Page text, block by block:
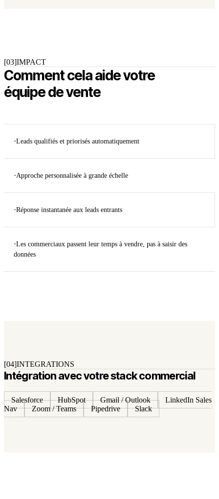
[03]IMPACT
Comment cela aide votre
équipe de vente
·Leads qualifiés et priorisés automatiquement
·Approche personnalisée à grande échelle
·Réponse instantanée aux leads entrants
·Les commerciaux passent leur temps à vendre, pas à saisir des
données
[04]INTEGRATIONS
Intégration avec votre stack commercial
Salesforce HubSpot Gmail / Outlook
LinkedIn Sales
Nav
Zoom / Teams Pipedrive Slack